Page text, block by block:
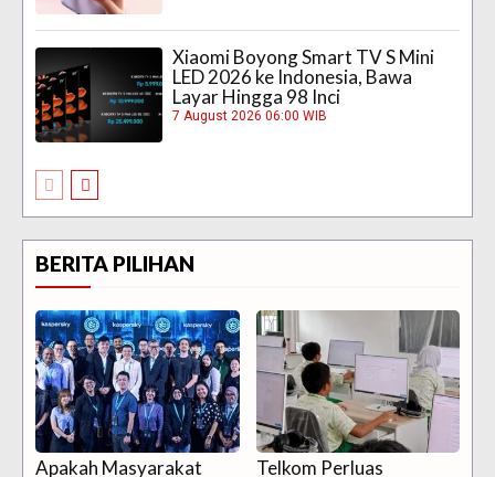
Xiaomi Boyong Smart TV S Mini
LED 2026 ke Indonesia, Bawa
Layar Hingga 98 Inci
7 August 2026 06:00 WIB
BERITA PILIHAN
Apakah Masyarakat
Telkom Perluas